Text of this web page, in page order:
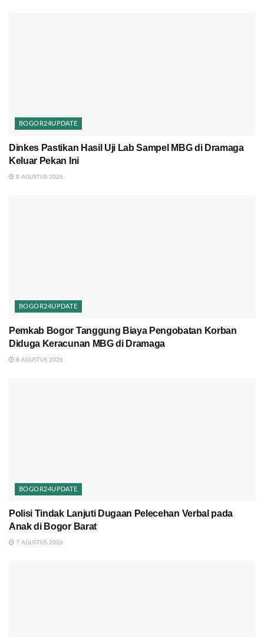
BOGOR24UPDATE
Dinkes Pastikan Hasil Uji Lab Sampel MBG di Dramaga
Keluar Pekan Ini
8 AGUSTUS 2026
BOGOR24UPDATE
Pemkab Bogor Tanggung Biaya Pengobatan Korban
Diduga Keracunan MBG di Dramaga
8 AGUSTUS 2026
BOGOR24UPDATE
Polisi Tindak Lanjuti Dugaan Pelecehan Verbal pada
Anak di Bogor Barat
7 AGUSTUS 2026